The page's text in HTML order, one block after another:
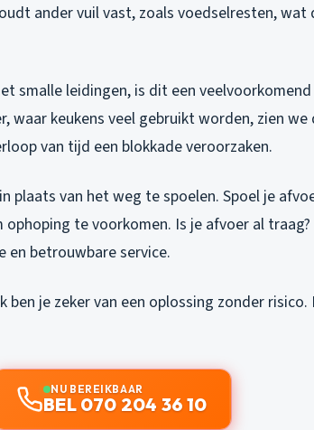
ander vuil vast, zoals voedselresten, wat
smalle leidingen, is dit een
waar keukens veel gebruikt worden, zien
van tijd een blokkade veroorzaken.
plaats van het weg te spoelen. Spoel je
te voorkomen. Is je afvoer al
en betrouwbare service.
ben je zeker van een oplossing zonder
NU BEREIKBAAR
BEL 070 204 36 10